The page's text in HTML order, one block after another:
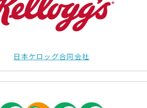
日本ケロッグ合同会社